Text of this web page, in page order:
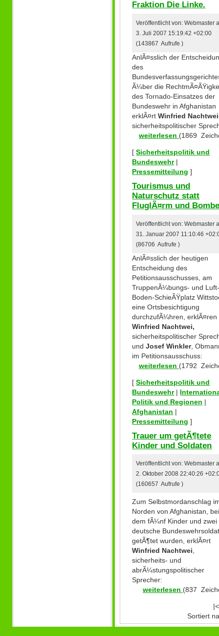
Fraktion Die Linke.
Veröffentlicht von: Webmaster
3. Juli 2007 15:19:42 +02:00
(143867 Aufrufe )
AnlÃ¤sslich der
des
Ã¼ber die
des Tornado-Einsatzes der
Bundeswehr in Afghanistan
erklÃ¤rtWinfried
sicherheitspolitischer
weiterlesen (1869
[Sicherheitspolitik und
Bundeswehr|
Pressemitteilung ]
Tourismus und
Naturschutz statt
FluglÃ¤rm und
Veröffentlicht von: Webmaster
31. Januar 2007 11:10:46
(86706 Aufrufe )
AnlÃ¤sslich der heutigen
Entscheidung des
Petitionsausschusses, am
TruppenÃ¼bungs- und
Boden-SchieÃŸplatz
eine Ortsbesichtigung
durchzufÃ¼hren, erklÃ¤ren
Winfried Nachtwei,
sicherheitspolitischer
undJosef Winkler,
im Petitionsausschuss:
weiterlesen (1792
[Sicherheitspolitik und
Bundeswehr|
Politik und Regionen |
Afghanistan |
Pressemitteilung ]
Trauer um getÃ¶tete
Kinder und Soldaten
Veröffentlicht von: Webmaster
2. Oktober 2008 22:40:26
(160657 Aufrufe )
Zum Selbstmordanschlag
Norden von Afghanistan,
dem fÃ¼nf Kinder und zwei
deutsche
getÃ¶tet wurden, erklÃ¤rt
Winfried Nachtwei
sicherheits- und
abrÃ¼stungspolitischer
Sprecher:
weiterlesen (837
|<
Sortiert